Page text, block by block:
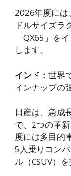
2026年度には
ドルサイズラ
「QX65」を
します。
インド： 世界
インナップの
日産は、急成
で、2つの革
度には多目的
5人乗りコン
ル（CSUV）を